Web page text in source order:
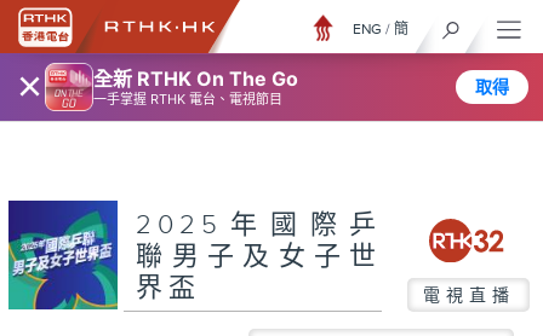
× 全新 RTHK On The Go
一手掌握 RTHK 電台、電視節目
取得
ENG / 簡
2025年國際乒
聯男子及女子世
界盃
電視直播